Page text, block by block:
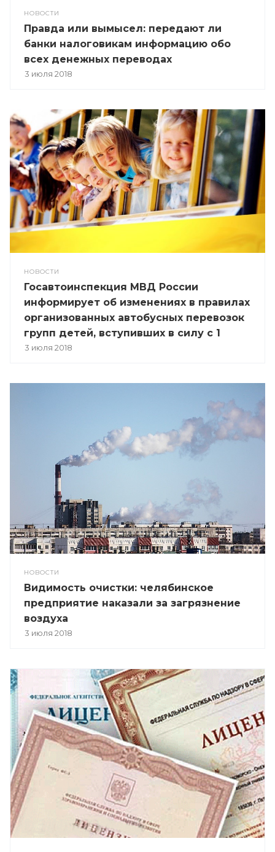
НОВОСТИ
Правда или вымысел: передают ли
банки налоговикам информацию обо
всех денежных переводах
3 июля 2018
НОВОСТИ
Госавтоинспекция МВД России
информирует об изменениях в правилах
организованных автобусных перевозок
групп детей, вступивших в силу с 1
июля 2018 года
3 июля 2018
НОВОСТИ
Видимость очистки: челябинское
предприятие наказали за загрязнение
воздуха
3 июля 2018